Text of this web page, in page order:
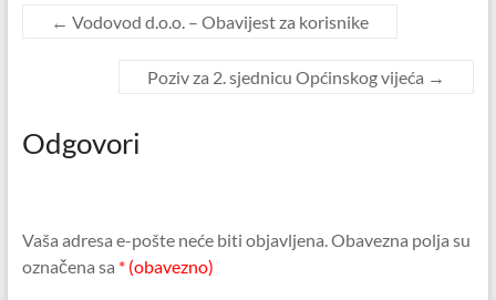
← Vodovod d.o.o. – Obavijest za korisnike
Poziv za 2. sjednicu Općinskog vijeća →
Odgovori
Vaša adresa e-pošte neće biti objavljena.Obavezna polja su
označena sa * (obavezno)